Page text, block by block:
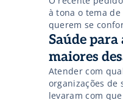
src=”http://
height=”355″
scrolling=”no”>
src=”http://
height=”355″
à tona o tema
querem se
seu impulso
esta é uma […]
Saúde para
maiores
Atender com
organizações de
levaram com